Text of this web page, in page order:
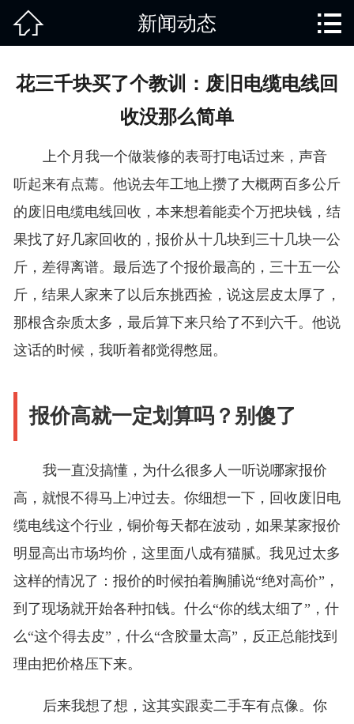
回收范围
服务项目
新闻动态
免责说明
 新闻动态 
花三千块买了个教训：废旧电缆电线回
收没那么简单
上个月我一个做装修的表哥打电话过来，声音
听起来有点蔫。他说去年工地上攒了大概两百多公斤
的废旧电缆电线回收，本来想着能卖个万把块钱，结
果找了好几家回收的，报价从十几块到三十几块一公
斤，差得离谱。最后选了个报价最高的，三十五一公
斤，结果人家来了以后东挑西捡，说这层皮太厚了，
那根含杂质太多，最后算下来只给了不到六千。他说
这话的时候，我听着都觉得憋屈。
报价高就一定划算吗？别傻了
我一直没搞懂，为什么很多人一听说哪家报价
高，就恨不得马上冲过去。你细想一下，回收废旧电
缆电线这个行业，铜价每天都在波动，如果某家报价
明显高出市场均价，这里面八成有猫腻。我见过太多
这样的情况了：报价的时候拍着胸脯说“绝对高价”，
到了现场就开始各种扣钱。什么“你的线太细了”，什
么“这个得去皮”，什么“含胶量太高”，反正总能找到
理由把价格压下来。
后来我想了想，这其实跟卖二手车有点像。你